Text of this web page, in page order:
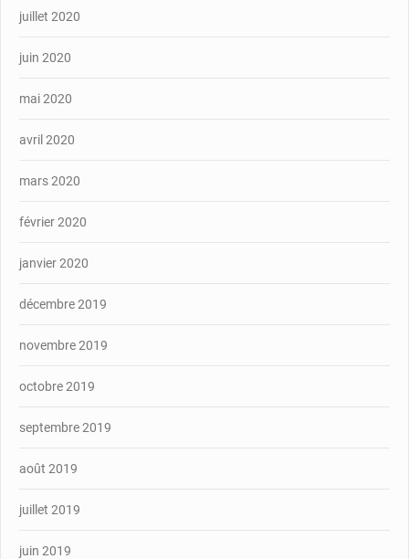
juillet 2020
juin 2020
mai 2020
avril 2020
mars 2020
février 2020
janvier 2020
décembre 2019
novembre 2019
octobre 2019
septembre 2019
août 2019
juillet 2019
juin 2019